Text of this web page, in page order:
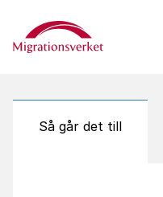
Start
Så går det till